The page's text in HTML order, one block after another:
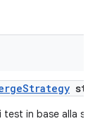
Strategy
test in base alla